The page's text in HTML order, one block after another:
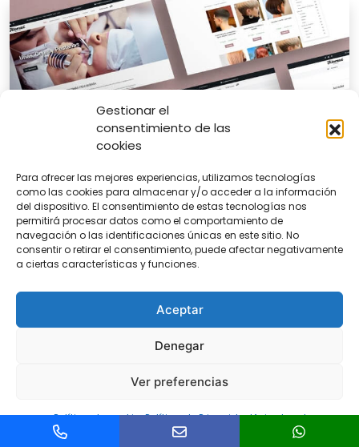
Gestionar el
consentimiento de las
cookies
Para ofrecer las mejores experiencias, utilizamos tecnologías
como las cookies para almacenar y/o acceder a la información
del dispositivo. El consentimiento de estas tecnologías nos
permitirá procesar datos como el comportamiento de
navegación o las identificaciones únicas en este sitio. No
consentir o retirar el consentimiento, puede afectar negativamente
a ciertas características y funciones.
Aceptar
Denegar
Ver preferencias
Política de cookiesPolítica de PrivacidadAviso legal
Filomax Peluquería
Diseño y Desarrollo de una plantilla
personalizada en WordPress para crear una
integrada con el calendario.